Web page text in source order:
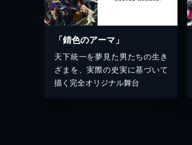
「錆色のアーマ」
天下統一を夢見た男たちの生き
ざまを、実際の史実に基づいて
描く完全オリジナル舞台